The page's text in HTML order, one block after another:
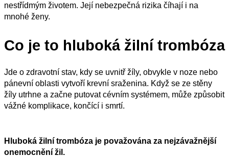
nestřídmým životem. Její nebezpečná rizika číhají i na
mnohé ženy.
Co je to hluboká žilní trombóza
Jde o zdravotní stav, kdy se uvnitř žíly, obvykle v noze nebo
pánevní oblasti vytvoří krevní sraženina. Když se ze stěny
žíly utrhne a začne putovat cévním systémem, může způsobit
vážné komplikace, končící i smrtí.
Hluboká žilní trombóza je považována za nejzávažnější
onemocnění žil.